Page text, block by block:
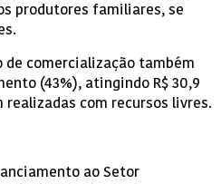
produtores familiares, se
comercialização também
(43%), atingindo R$ 30,9
com recursos livres.
ao Setor